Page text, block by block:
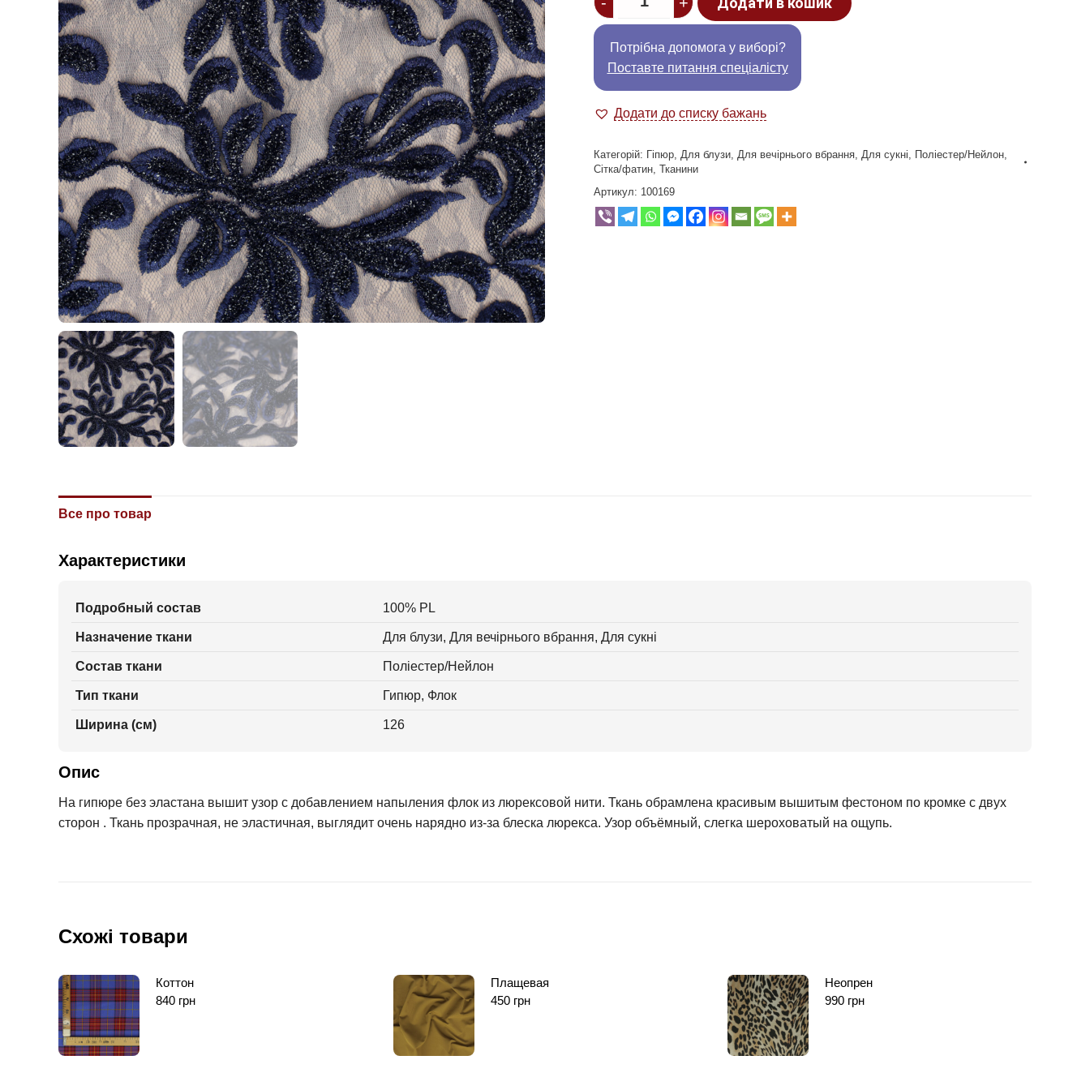
Потрібна допомога у виборі?
Поставте питання спеціалісту
Додати до списку бажань
Категорій: Гіпюр, Для блузи, Для вечірнього вбрання, Для сукні, Поліестер/Нейлон,
Сітка/фатин, Тканини
Артикул: 100169
Все про товар
Характеристики
Подробный состав 100% PL
Назначение ткани Для блузи, Для вечірнього вбрання, Для сукні
Состав ткани Поліестер/Нейлон
Тип ткани Гипюр, Флок
Ширина (см) 126
Опис
На гипюре без эластана вышит узор с добавлением напыления флок из люрексовой нити. Ткань обрамлена красивым вышитым фестоном по кромке с двух
сторон . Ткань прозрачная, не эластичная, выглядит очень нарядно из-за блеска люрекса. Узор объёмный, слегка шероховатый на ощупь.
Схожі товари
Коттон
840 грн
Плащевая
450 грн
Неопрен
990 грн